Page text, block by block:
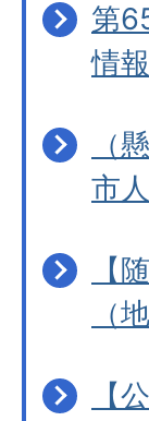
第
情
（
市
【
（
【